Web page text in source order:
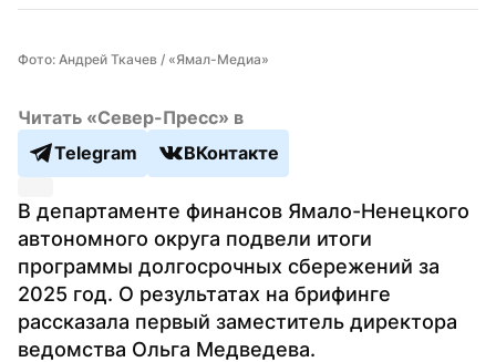
Фото: Андрей Ткачев / «Ямал-Медиа»
Читать «Север-Пресс» в
Telegram
ВКонтакте
В департаменте финансов Ямало-Ненецкого
автономного округа подвели итоги
программы долгосрочных сбережений за
2025 год. О результатах на брифинге
рассказала первый заместитель директора
ведомства Ольга Медведева.